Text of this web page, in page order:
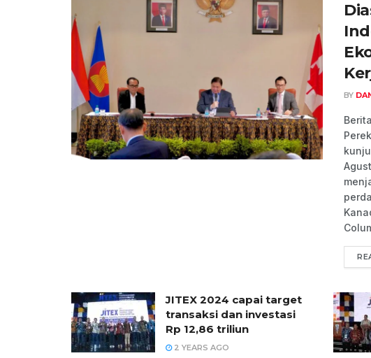
BY
JITEX 2024 capai target
transaksi dan investasi
Rp 12,86 triliun
2 YEARS AGO